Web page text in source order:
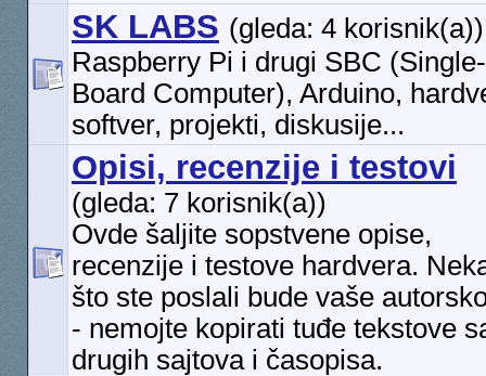
SK LABS (gleda: 4 korisnik(a))
Raspberry Pi i drugi SBC (Single-
Board Computer), Arduino,
softver, projekti, diskusije...
Opisi, recenzije i testovi
(gleda: 7 korisnik(a))
Ovde šaljite sopstvene opise,
recenzije i testove hardvera.
što ste poslali bude vaše
- nemojte kopirati tuđe tekstove
drugih sajtova i časopisa.